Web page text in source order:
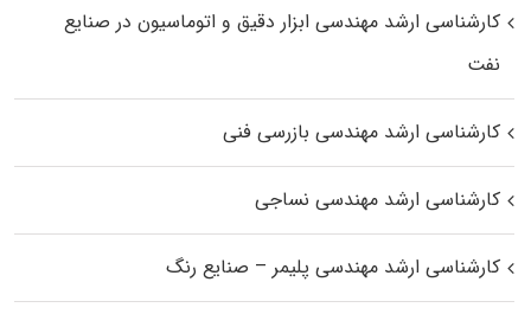
کارشناسی ارشد مهندسی ابزار دقیق و اتوماسیون در صنایع
نفت
کارشناسی ارشد مهندسی بازرسی فنی
کارشناسی ارشد مهندسی نساجی
کارشناسی ارشد مهندسی پلیمر – صنایع رنگ